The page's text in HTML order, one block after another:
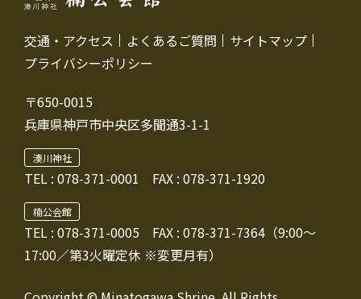
交通・アクセス よくあるご質問
サイトマップ
プライバシーポリシー
〒650-0015
兵庫県神戸市中央区多聞通3-1-1
湊川神社
TEL : 078-371-0001 FAX : 078-371-1920
楠公会館
TEL : 078-371-0005 FAX : 078-371-7364（9:00～
17:00／第3火曜定休 ※変更月有）